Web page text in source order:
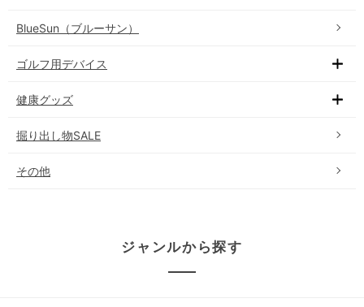
BlueSun（ブルーサン）
ゴルフ用デバイス
健康グッズ
掘り出し物SALE
その他
ジャンルから探す